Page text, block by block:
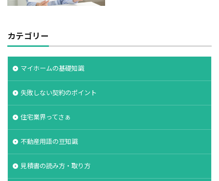
カテゴリー
マイホームの基礎知識
失敗しない契約のポイント
住宅業界ってさぁ
不動産用語の豆知識
見積書の読み方・取り方